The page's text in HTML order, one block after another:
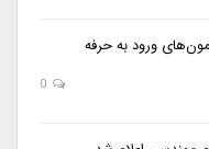
ورود به حرفه